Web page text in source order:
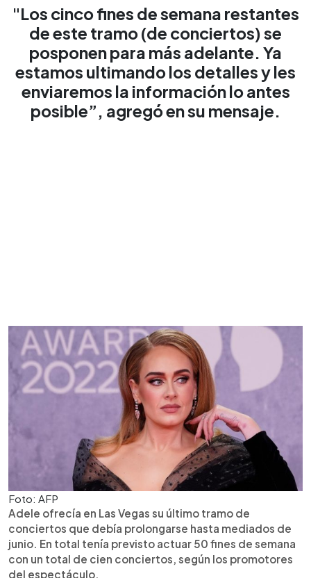
"Los cinco fines de semana restantes
de este tramo (de conciertos) se
posponen para más adelante. Ya
estamos ultimando los detalles y les
enviaremos la información lo antes
posible”, agregó en su mensaje.
Foto: AFP
Adele ofrecía en Las Vegas su último tramo de
conciertos que debía prolongarse hasta mediados de
junio. En total tenía previsto actuar 50 fines de semana
con un total de cien conciertos, según los promotores
del espectáculo.